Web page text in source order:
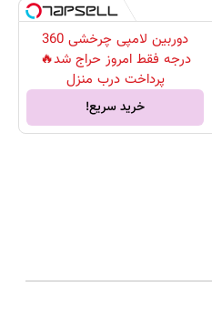
دوربین لامپی چرخشی 360
درجه فقط امروز حراج شد🔥
پرداخت درب منزل
خرید سریع!